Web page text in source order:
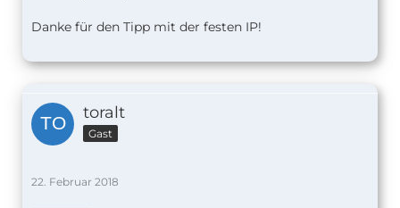
Danke für den Tipp mit der festen IP!
toralt
Gast
22. Februar 2018